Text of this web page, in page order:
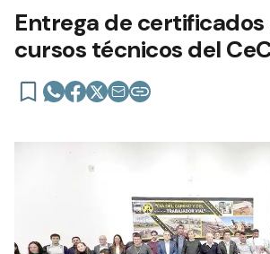
Entrega de certificados
cursos técnicos del